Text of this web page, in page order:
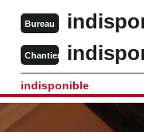
Bureau
Chantier
indisponible